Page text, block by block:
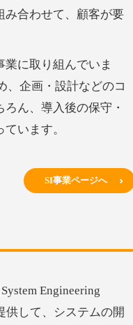
み合わせて、顧客が要
業に取り組んでいま
、企画・設計などのコ
ん、導入後の保守・
います。
SI事業ページへ
Engineering
供して、システムの開